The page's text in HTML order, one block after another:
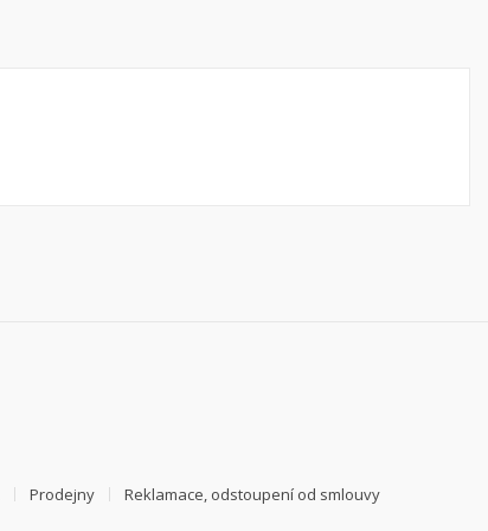
Prodejny Reklamace, odstoupení od smlouvy